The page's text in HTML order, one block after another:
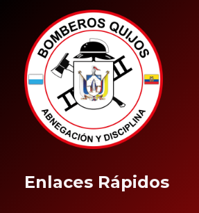
Enlaces Rápidos